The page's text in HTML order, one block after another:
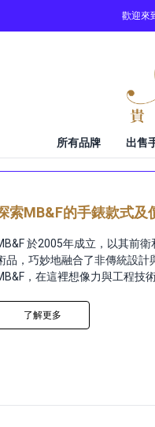
歡迎來
所有品牌 出售
索MB&F的手錶款式及
於2005年成立，以其前
品，巧妙地融合了非傳統設
，在這裡想像力與工程技
了解更多